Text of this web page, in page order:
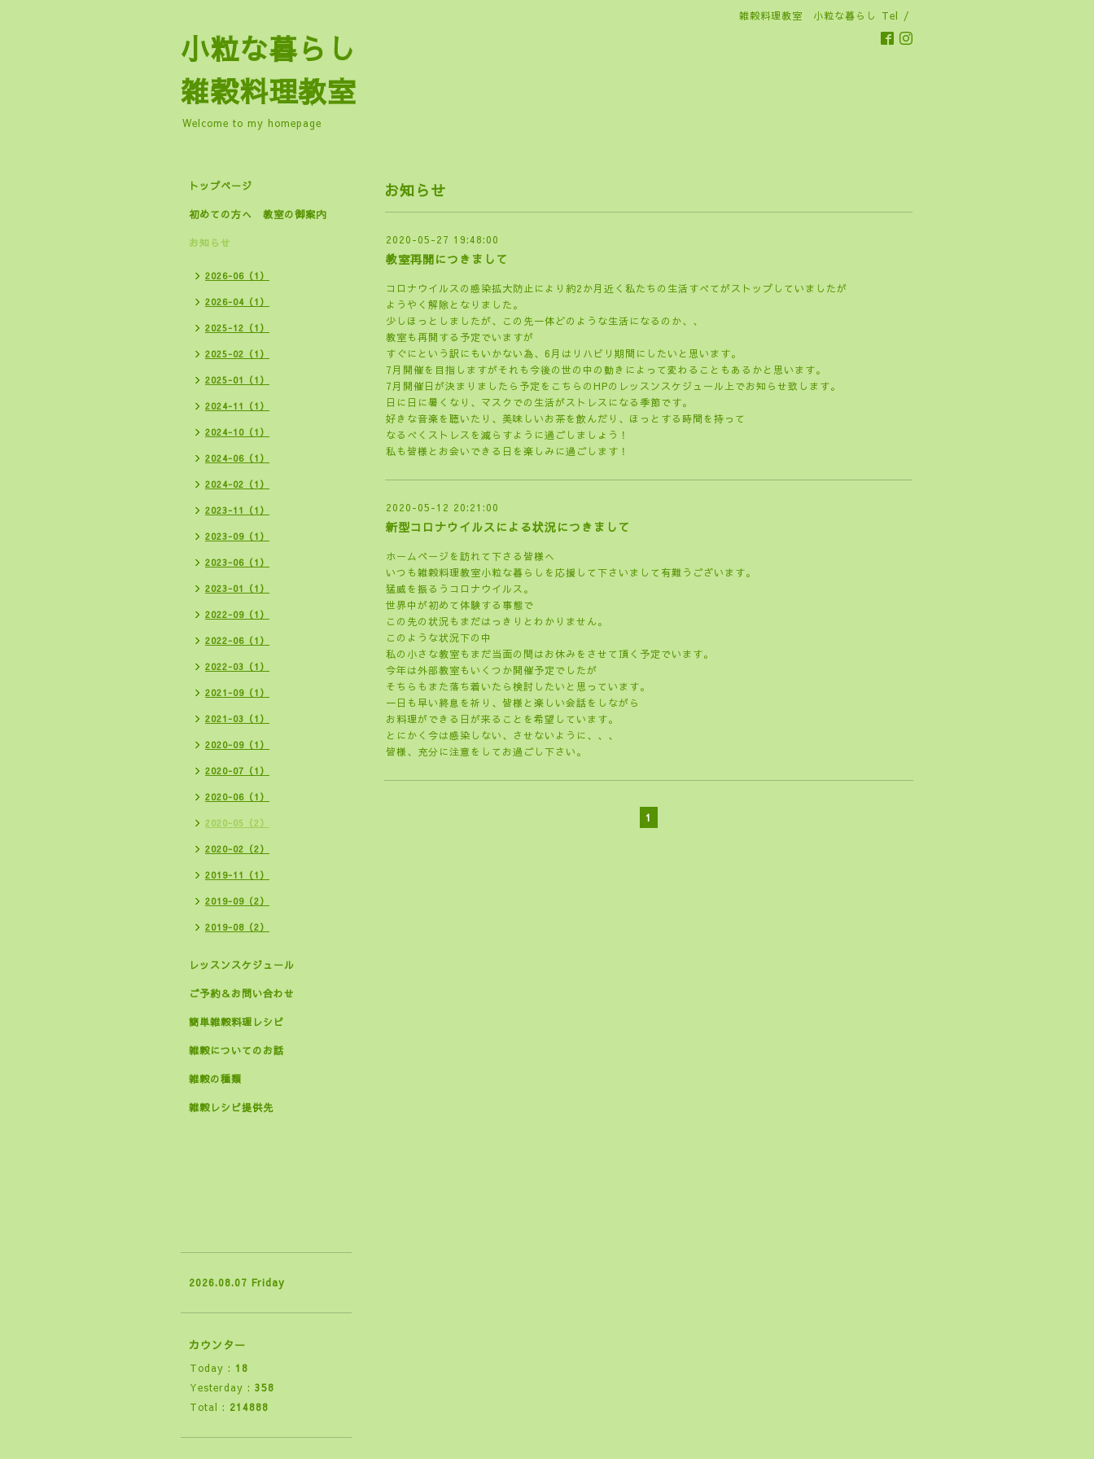
雑穀料理教室 小粒な暮らし Tel /
小粒な暮らし
雑穀料理教室
Welcome to my homepage
お知らせ
2020-05-27 19:48:00
教室再開につきまして
コロナウイルスの感染拡大防止により約2か月近く私たちの生活すべてがストップしていましたが
ようやく解除となりました。
少しほっとしましたが、この先一体どのような生活になるのか、、
教室も再開する予定でいますが
すぐにという訳にもいかない為、6月はリハビリ期間にしたいと思います。
7月開催を目指しますがそれも今後の世の中の動きによって変わることもあるかと思います。
7月開催日が決まりましたら予定をこちらのHPのレッスンスケジュール上でお知らせ致します。
日に日に暑くなり、マスクでの生活がストレスになる季節です。
好きな音楽を聴いたり、美味しいお茶を飲んだり、ほっとする時間を持って
なるべくストレスを減らすように過ごしましょう！
私も皆様とお会いできる日を楽しみに過ごします！
2020-05-12 20:21:00
新型コロナウイルスによる状況につきまして
ホームページを訪れて下さる皆様へ
いつも雑穀料理教室小粒な暮らしを応援して下さいまして有難うございます。
猛威を振るうコロナウイルス。
世界中が初めて体験する事態で
この先の状況もまだはっきりとわかりません。
このような状況下の中
私の小さな教室もまだ当面の間はお休みをさせて頂く予定でいます。
今年は外部教室もいくつか開催予定でしたが
そちらもまた落ち着いたら検討したいと思っています。
一日も早い終息を祈り、皆様と楽しい会話をしながら
お料理ができる日が来ることを希望しています。
とにかく今は感染しない、させないように、、、
皆様、充分に注意をしてお過ごし下さい。
1
トップページ
初めての方へ 教室の御案内
お知らせ
2026-06（1）
2026-04（1）
2025-12（1）
2025-02（1）
2025-01（1）
2024-11（1）
2024-10（1）
2024-06（1）
2024-02（1）
2023-11（1）
2023-09（1）
2023-06（1）
2023-01（1）
2022-09（1）
2022-06（1）
2022-03（1）
2021-09（1）
2021-03（1）
2020-09（1）
2020-07（1）
2020-06（1）
2020-05（2）
2020-02（2）
2019-11（1）
2019-09（2）
2019-08（2）
レッスンスケジュール
ご予約＆お問い合わせ
簡単雑穀料理レシピ
雑穀についてのお話
雑穀の種類
雑穀レシピ提供先
2026.08.07 Friday
カウンター
Today : 18
Yesterday : 358
Total : 214888